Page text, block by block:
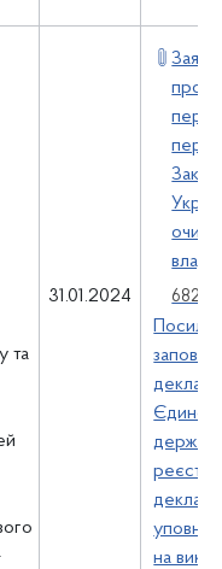
та
31.01.2024
реєстрі
на